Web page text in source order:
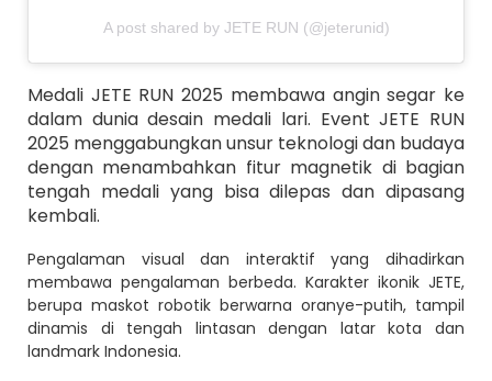
A post shared by JETE RUN (@jeterunid)
Medali JETE RUN 2025 membawa angin segar ke
dalam dunia desain medali lari. Event JETE RUN
2025 menggabungkan unsur teknologi dan budaya
dengan menambahkan fitur magnetik di bagian
tengah medali yang bisa dilepas dan dipasang
kembali.
Pengalaman visual dan interaktif yang dihadirkan
membawa pengalaman berbeda. Karakter ikonik JETE,
berupa maskot robotik berwarna oranye-putih, tampil
dinamis di tengah lintasan dengan latar kota dan
landmark Indonesia.